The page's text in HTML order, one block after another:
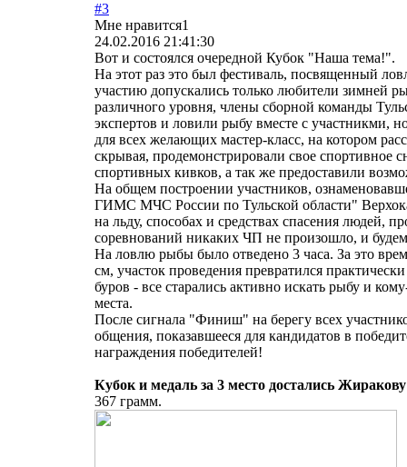
#3
Мне нравится1
24.02.2016 21:41:30
Вот и состоялся очередной Кубок "Наша тема!".
На этот раз это был фестиваль, посвященный
участию допускались только любители зимней
различного уровня, члены сборной команды
экспертов и ловили рыбу вместе с участникми,
для всех желающих мастер-класс, на котором
скрывая, продемонстрировали свое спортивное
спортивных кивков, а так же предоставили
На общем построении участников,
ГИМС МЧС России по Тульской области"
на льду, способах и средствах спасения людей,
соревнований никаких ЧП не произошло, и будем
На ловлю рыбы было отведено 3 часа. За это
см, участок проведения превратился
буров - все старались активно искать рыбу и
места.
После сигнала "Финиш" на берегу всех
общения, показавшееся для кандидатов в
награждения победителей!
Кубок и медаль за 3 место достались
367 грамм.